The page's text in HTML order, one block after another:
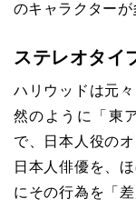
のキャラクターが
ステレオタイ
ハリウッドは元
然のように「東
で、日本人役の
日本人俳優を、
にその行為を「